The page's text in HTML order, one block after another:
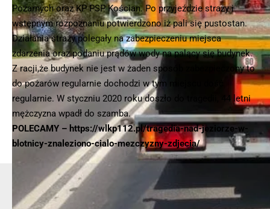
Pożarnych oraz KP PSP Kościan. Po przyjeździe straży i
wstępnym rozpoznaniu potwierdzono iż pali się pustostan.
Działania straży polegały na zabezpieczeniu miejsca
zdarzenia oraz podaniu prądów wody na palący się budynek.
Z racji,że budynek nie jest w żaden sposób zabezpieczony to
do pożarów regularnie dochodzi w tym miejscu dość
regularnie. W styczniu 2020 roku doszło do tragedii, 44 letni
mężczyzna wpadł do szamba.
POLECAMY – https://wlkp112.pl/tragedia-nad-jeziorze-w-
blotnicy-znaleziono-cialo-mezczyzny-zdjecia/
- Reklama -